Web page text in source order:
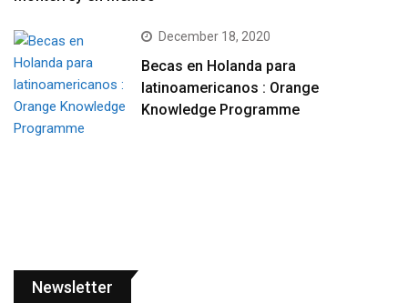
December 18, 2020
Becas en Holanda para
latinoamericanos : Orange
Knowledge Programme
Newsletter